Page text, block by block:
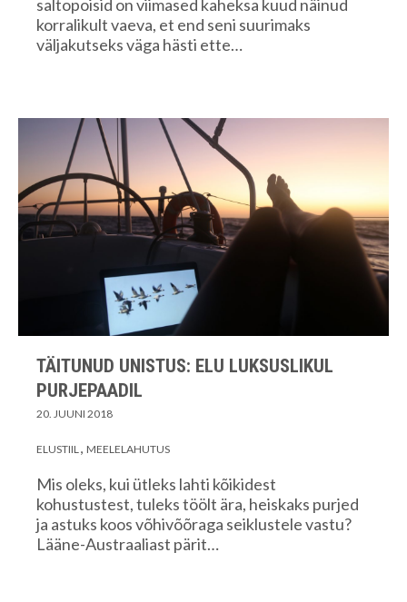
saltopoisid on viimased kaheksa kuud näinud
korralikult vaeva, et end seni suurimaks
väljakutseks väga hästi ette…
TÄITUNUD UNISTUS: ELU LUKSUSLIKUL
PURJEPAADIL
20. JUUNI 2018
ELUSTIIL MEELELAHUTUS
Mis oleks, kui ütleks lahti kõikidest
kohustustest, tuleks töölt ära, heiskaks purjed
ja astuks koos võhivõõraga seiklustele vastu?
Lääne-Austraaliast pärit…